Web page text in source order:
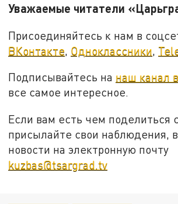
Уважаемые читатели
Присоединяйтесь к нам в
ВКонтакте Одноклассники
Подписывайтесь на наш канал
все самое интересное.
Если вам есть чем поделиться
присылайте свои наблюдения,
новости на электронную почту
kuzbas@tsargrad.tv